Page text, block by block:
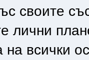
своите
лични
на всички